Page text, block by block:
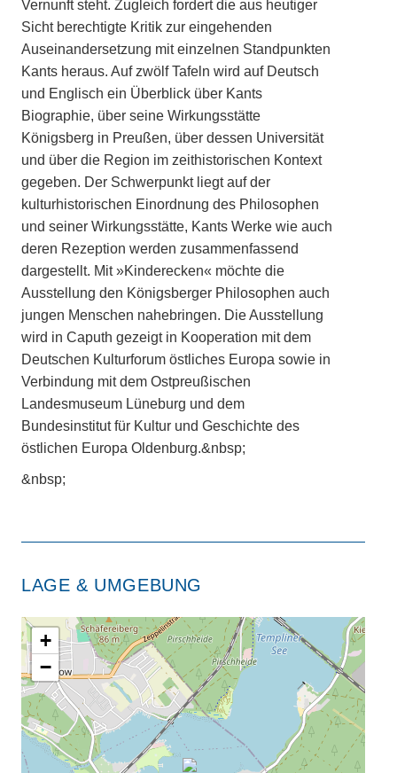
Vernunft steht. Zugleich fordert die aus heutiger
Sicht berechtigte Kritik zur eingehenden
Auseinandersetzung mit einzelnen Standpunkten
Kants heraus. Auf zwölf Tafeln wird auf Deutsch
und Englisch ein Überblick über Kants
Biographie, über seine Wirkungsstätte
Königsberg in Preußen, über dessen Universität
und über die Region im zeithistorischen Kontext
gegeben. Der Schwerpunkt liegt auf der
kulturhistorischen Einordnung des Philosophen
und seiner Wirkungsstätte, Kants Werke wie auch
deren Rezeption werden zusammenfassend
dargestellt. Mit »Kinderecken« möchte die
Ausstellung den Königsberger Philosophen auch
jungen Menschen nahebringen. Die Ausstellung
wird in Caputh gezeigt in Kooperation mit dem
Deutschen Kulturforum östliches Europa sowie in
Verbindung mit dem Ostpreußischen
Landesmuseum Lüneburg und dem
Bundesinstitut für Kultur und Geschichte des
östlichen Europa Oldenburg.&nbsp;
&nbsp;
LAGE & UMGEBUNG
+
−